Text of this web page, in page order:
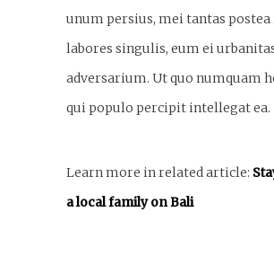
unum persius, mei tantas postea
labores singulis, eum ei
adversarium. Ut quo numquam
qui populo percipit intellegat ea.
Learn more in related article:
a local family on Bali